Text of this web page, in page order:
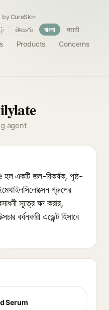
by CureSkin
Products
Concerns
తెలుగు বাংলা मराठी
agent
একটি জল-বিকর্ষক, পৃষ্ঠ-
গ্রুপের
সূত্রে ঘন করার,
বর্ধনকারী এজেন্ট হিসাবে
Serum